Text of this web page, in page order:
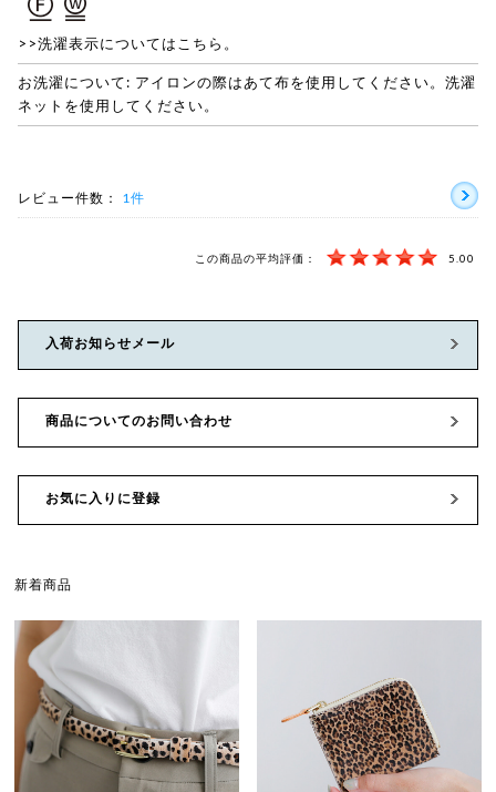
>>洗濯表示についてはこちら。
お洗濯について: アイロンの際はあて布を使用してください。洗濯
ネットを使用してください。
レビュー件数： 1件
この商品の平均評価： 5.00
入荷お知らせメール
商品についてのお問い合わせ
お気に入りに登録
新着商品